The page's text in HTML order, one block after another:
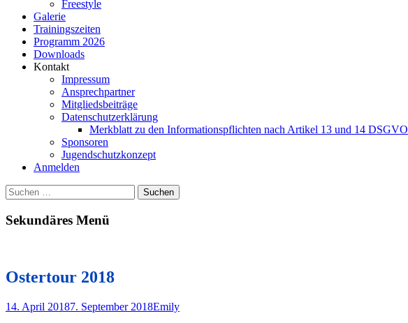
Freestyle
Galerie
Trainingszeiten
Programm 2026
Downloads
Kontakt
Impressum
Ansprechpartner
Mitgliedsbeiträge
Datenschutzerklärung
Merkblatt zu den Informationspflichten nach Artikel 13 und 14 DSGVO
Sponsoren
Jugendschutzkonzept
Anmelden
Suchen
Suchen
nach:
Sekundäres Menü
springen
Ostertour 2018
Posted
14. April 20187. September 2018Autor
Emily